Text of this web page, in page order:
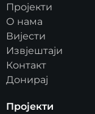
Пројекти
О нама
Вијести
Извјештаји
Контакт
Донирај
Пројекти